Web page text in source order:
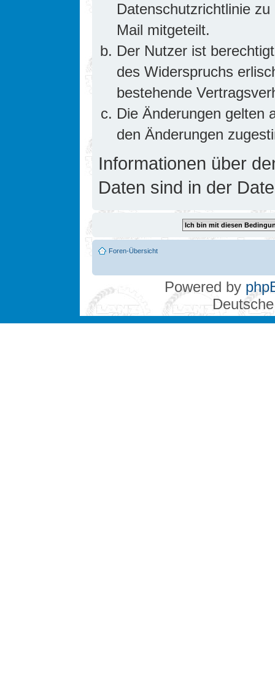
Datenschutzrichtlinie
Mail mitgeteilt.
Der Nutzer ist
des Widerspruchs
bestehende
Die Änderungen gelten
den Änderungen
Informationen über
Daten sind in der
Foren-Übersicht
Powered by